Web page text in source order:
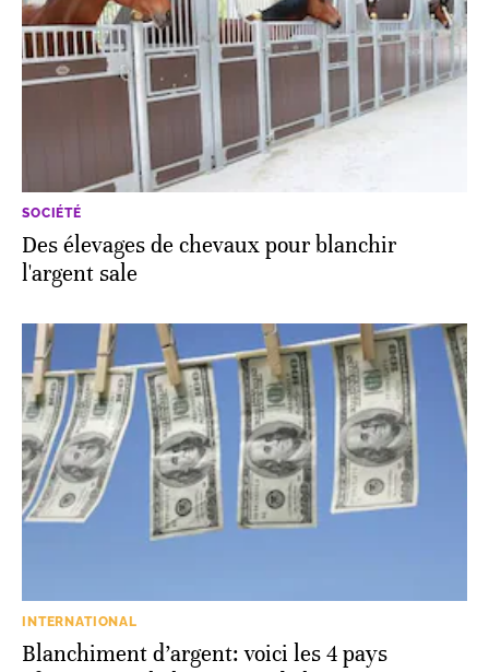
SOCIÉTÉ
Des élevages de chevaux pour blanchir
l'argent sale
INTERNATIONAL
Blanchiment d’argent: voici les 4 pays